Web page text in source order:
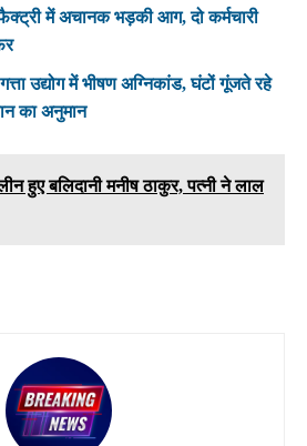
फैक्ट्री में अचानक भड़की आग, दो कर्मचारी
उद्योग में भीषण अग्निकांड, घंटों गूंजते रहे
का अनुमान
हुए बलिदानी मनीष ठाकुर, पत्नी ने लाल